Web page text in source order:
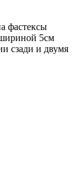
фастексы
5см
сзади и двумя